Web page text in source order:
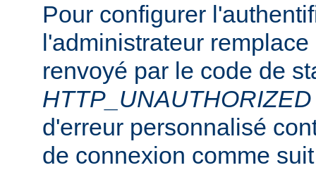
Pour configurer
l'administrateur
renvoyé par le code de
HTTP_UNAUTHORIZED
d'erreur personnalisé
de connexion comme